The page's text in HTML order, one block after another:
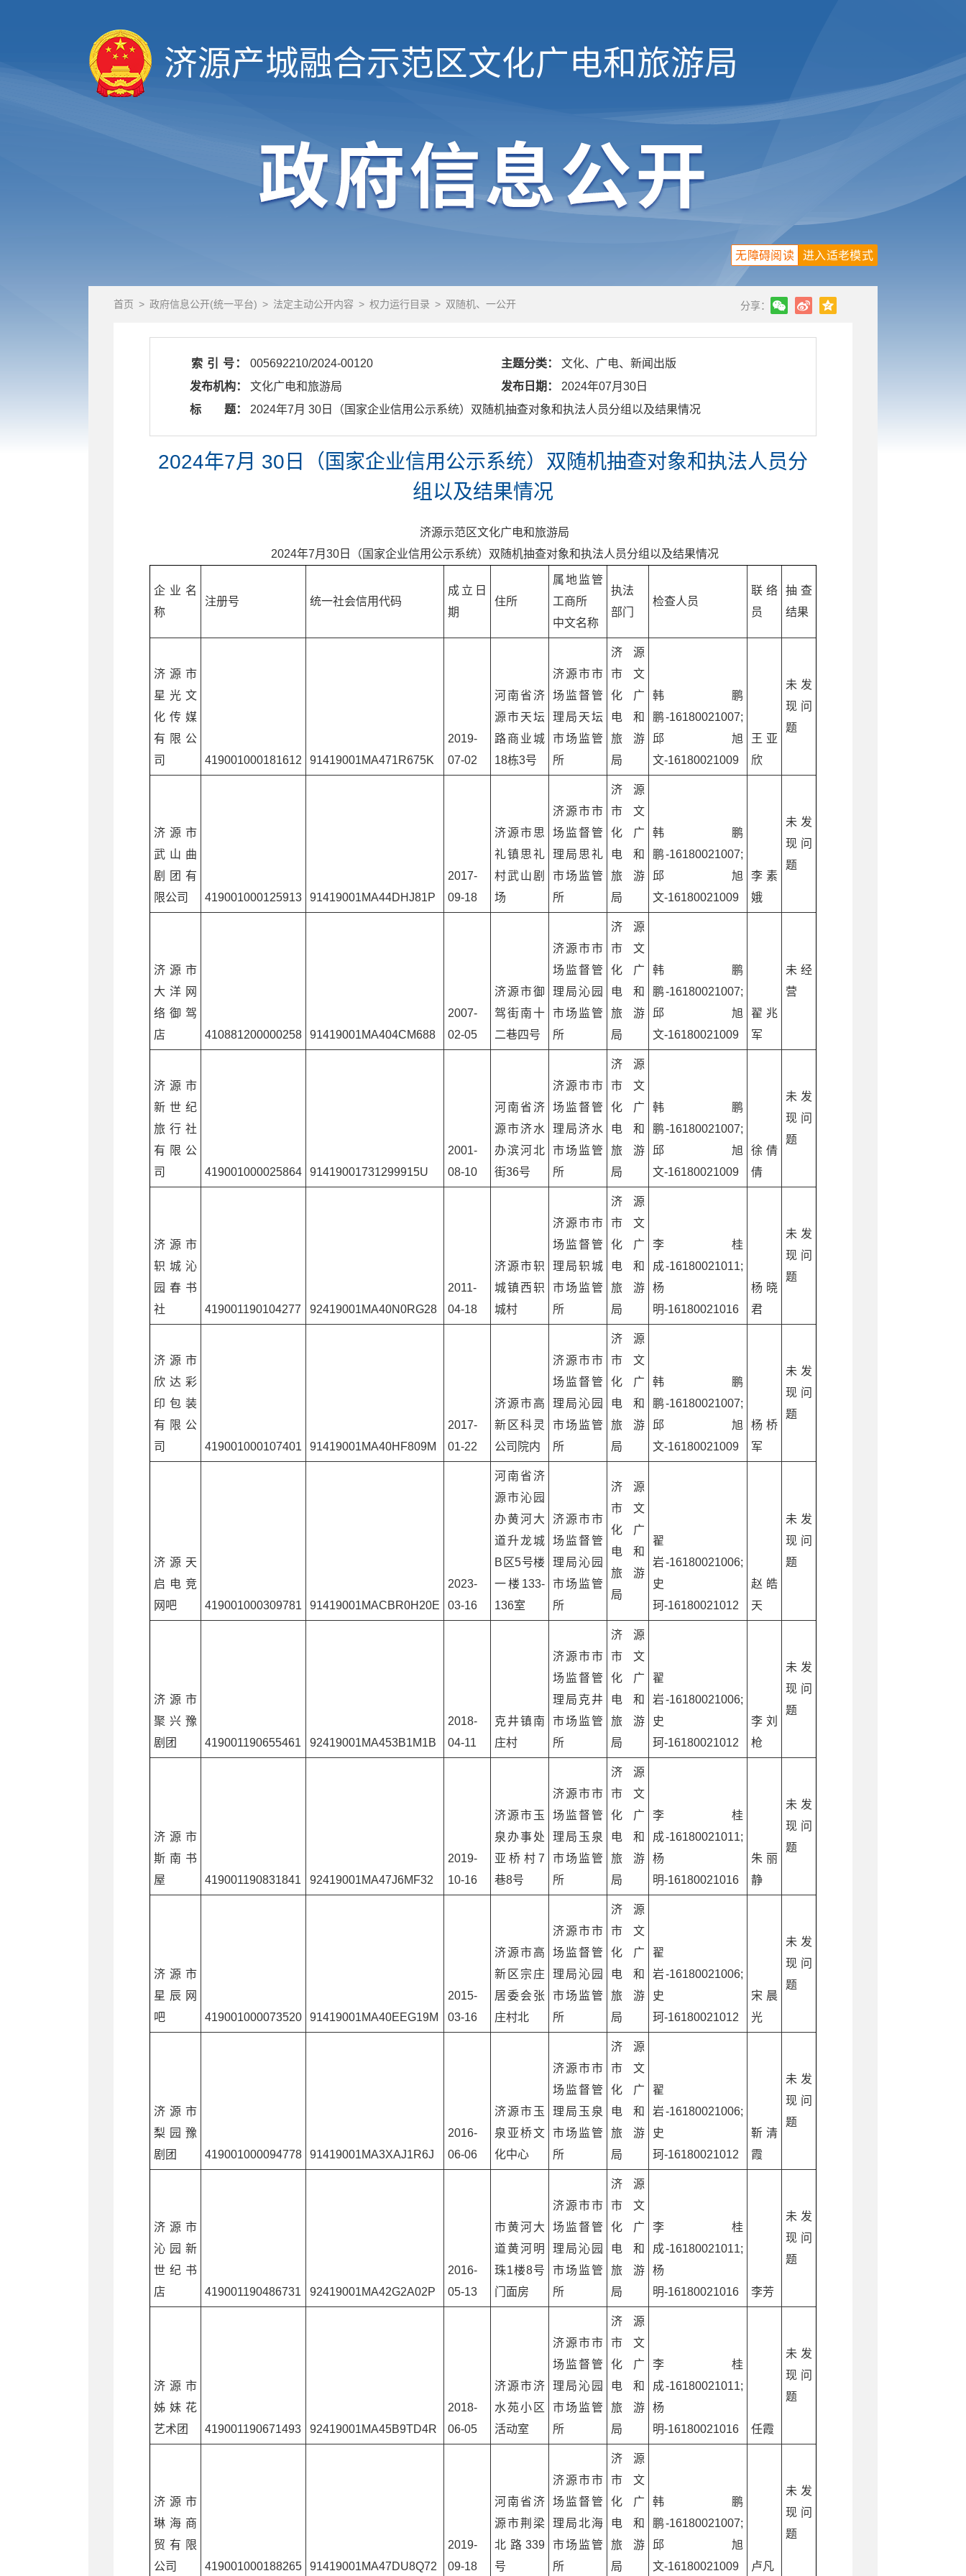
济源产城融合示范区文化广电和旅游局
进入适老模式
无障碍阅读
首页 > 政府信息公开(统一平台) > 法定主动公开内容 > 权力运行目录 > 双随机、一公开 分享：
索 引 号： 005692210/2024-00120 主题分类：
文化、广电、新闻出版
发布机构：
文化广电和旅游局 发布日期：
2024年07月30日
标 题：
​ 2024年7月 30日（国家企业信用公示系统）双随机抽查对象和执法人员分组以及结果情况
2024年7月 30日（国家企业信用公示系统）双随机抽查对象和执法人员分
组以及结果情况
济源示范区文化广电和旅游局
2024年7月 30日 （国家企业信用公示系统）双随机抽查对象和执法人员分组 以及结果情况
企业名
称
注册号 统一社会信用代码
成立日
期
住所
属地监管
工商所
中文名称
执法
部门
检查人员
联络
员
抽查
结果
济源市
星光文
化传媒
有限公
司
419001000181612 91419001MA471R675K
2019-
07-02
河南省济
源市天坛
路商业城
18栋3号
济源市市
场监督管
理局天坛
市场监管
所
济源
市文
化广
电和
旅游
局
韩鹏
鹏-16180021007;
邱旭
文-16180021009
王亚
欣
未发
现问
题
济源市
武山曲
剧团有
限公司
419001000125913 91419001MA44DHJ81P
2017-
09-18
济源市思
礼镇思礼
村武山剧
场
济源市市
场监督管
理局思礼
市场监管
所
济源
市文
化广
电和
旅游
局
韩鹏
鹏-16180021007;
邱旭
文-16180021009
李素
娥
未发
现问
题
济源市
大洋网
络御驾
店
410881200000258 91419001MA404CM688
2007-
02-05
济源市御
驾街南十
二巷四号
济源市市
场监督管
理局沁园
市场监管
所
济源
市文
化广
电和
旅游
局
韩鹏
鹏-16180021007;
邱旭
文-16180021009
翟兆
军
未经
营
济源市
新世纪
旅行社
有限公
司
419001000025864 91419001731299915U
2001-
08-10
河南省济
源市济水
办滨河北
街36号
济源市市
场监督管
理局济水
市场监管
所
济源
市文
化广
电和
旅游
局
韩鹏
鹏-16180021007;
邱旭
文-16180021009
徐倩
倩
未发
现问
题
济源市
轵城沁
园春书
社
419001190104277 92419001MA40N0RG28
2011-
04-18
济源市轵
城镇西轵
城村
济源市市
场监督管
理局轵城
市场监管
所
济源
市文
化广
电和
旅游
局
李桂
成-16180021011;
杨
明-16180021016
杨晓
君
未发
现问
题
济源市
欣达彩
印包装
有限公
司
419001000107401 91419001MA40HF809M
2017-
01-22
济源市高
新区科灵
公司院内
济源市市
场监督管
理局沁园
市场监管
所
济源
市文
化广
电和
旅游
局
韩鹏
鹏-16180021007;
邱旭
文-16180021009
杨桥
军
未发
现问
题
济源天
启电竞
网吧
419001000309781 91419001MACBR0H20E
2023-
03-16
河南省济
源市沁园
办黄河大
道升龙城
B区5号楼
一楼133-
136室
济源市市
场监督管
理局沁园
市场监管
所
济源
市文
化广
电和
旅游
局
翟
岩-16180021006;
史
珂-16180021012
赵皓
天
未发
现问
题
济源市
聚兴豫
剧团
419001190655461 92419001MA453B1M1B
2018-
04-11
克井镇南
庄村
济源市市
场监督管
理局克井
市场监管
所
济源
市文
化广
电和
旅游
局
翟
岩-16180021006;
史
珂-16180021012
李刘
枪
未发
现问
题
济源市
斯南书
屋
419001190831841 92419001MA47J6MF32
2019-
10-16
济源市玉
泉办事处
亚桥村7
巷8号
济源市市
场监督管
理局玉泉
市场监管
所
济源
市文
化广
电和
旅游
局
李桂
成-16180021011;
杨
明-16180021016
朱丽
静
未发
现问
题
济源市
星辰网
吧
419001000073520 91419001MA40EEG19M
2015-
03-16
济源市高
新区宗庄
居委会张
庄村北
济源市市
场监督管
理局沁园
市场监管
所
济源
市文
化广
电和
旅游
局
翟
岩-16180021006;
史
珂-16180021012
宋晨
光
未发
现问
题
济源市
梨园豫
剧团
419001000094778 91419001MA3XAJ1R6J
2016-
06-06
济源市玉
泉亚桥文
化中心
济源市市
场监督管
理局玉泉
市场监管
所
济源
市文
化广
电和
旅游
局
翟
岩-16180021006;
史
珂-16180021012
靳清
霞
未发
现问
题
济源市
沁园新
世纪书
店
419001190486731 92419001MA42G2A02P
2016-
05-13
市黄河大
道黄河明
珠1楼8号
门面房
济源市市
场监督管
理局沁园
市场监管
所
济源
市文
化广
电和
旅游
局
李桂
成-16180021011;
杨
明-16180021016
李芳
未发
现问
题
济源市
姊妹花
艺术团
419001190671493 92419001MA45B9TD4R
2018-
06-05
济源市济
水苑小区
活动室
济源市市
场监督管
理局沁园
市场监管
所
济源
市文
化广
电和
旅游
局
李桂
成-16180021011;
杨
明-16180021016
任霞
未发
现问
题
济源市
琳海商
贸有限
公司
419001000188265 91419001MA47DU8Q72
2019-
09-18
河南省济
源市荆梁
北路339
号
济源市市
场监督管
理局北海
市场监管
所
济源
市文
化广
电和
旅游
局
韩鹏
鹏-16180021007;
邱旭
文-16180021009
卢凡
未发
现问
题